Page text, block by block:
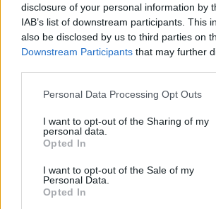
disclosure of your personal information by
IAB’s list of downstream participants. This
also be disclosed by us to third parties on
Downstream Participants that may further
Please note that this website/app uses one
not limited to your visit or usage behaviour.
grant or deny consent to Google and its
use your data for below specified purposes
consent section.
Personal Data Processing Opt Outs
I want to opt-out of the Sharing of my
personal data.
Opted In
I want to opt-out of the Sale of my
Personal Data.
Opted In
Túlzásnak hangzik, pedig a
kapcsolatos. Thai, maláj és
tradicionális és modern ételek egy
főételek és desszertek, az olcsó
fine dining-ig. Autentikus fogások az
vagy a legjobb szingapúri éttermek
Itt minden megtalálható, ráadásul a
elfogyasztott fogások épp úgy a